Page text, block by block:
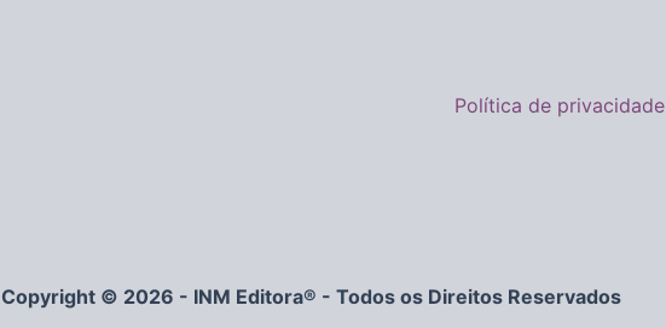
Política de privacidade
Copyright © 2026 - INM Editora® - Todos os Direitos Reservados